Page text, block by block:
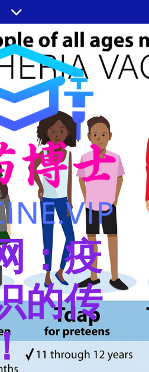
：疫
的传